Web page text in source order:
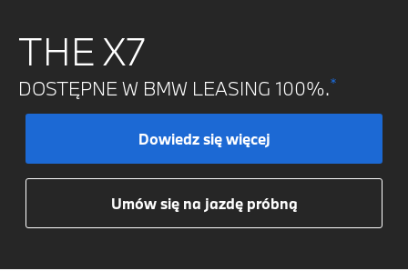
THE X7
DOSTĘPNE W BMW LEASING 100%.*
Dowiedz się więcej
Umów się na jazdę próbną